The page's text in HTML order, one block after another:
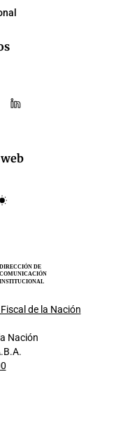
DIRECCIÓN DE
COMUNICACIÓN
INSTITUCIONAL
de la Nación
Nación